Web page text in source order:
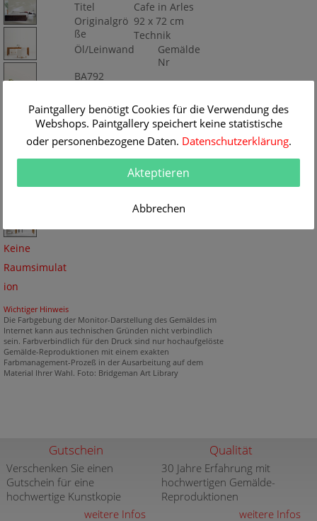
Keine
Raumsimulat
ion
Titel
Cafe in Arles
Originalgrö
ße
92 x 72 cm
Technik
Öl/Leinwand
Gemälde
Nr
BA792
Wichtiger Hinweis
Die Farbgebung der Monitor-Darstellung des Gemäldes im
Internet kann aus technischen Gründen nicht verbindlich
sein. Farbverbindlich für den Druck sind nur hochaufgelöste
Gemälde-Reproduktionen mit einem exakten
Farbmanagement-Prozeß in der Ausarbeitung auf dem
Material Ihrer Wahl. Foto: Bridgeman Art Library
Gutschein
Verschenken Sie einen
Gutschein für eine
hochwertige Kunstkopie
weitere Infos
Qualität
30 Jahre Erfahrung mit
hochwertigen Gemälde-
Reproduktionen
weitere Infos
Paintgallery benötigt Cookies für die Verwendung des
Webshops. Paintgallery speichert keine statistische
oder personenbezogene Daten. Datenschutzerklärung.
Akteptieren
Abbrechen